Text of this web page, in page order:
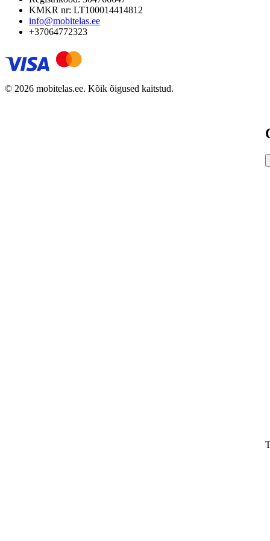
KMKR nr: LT100014414812
info@mobitelas.ee
+37064772323
© 2026 mobitelas.ee. Kõik õigused kaitstud.